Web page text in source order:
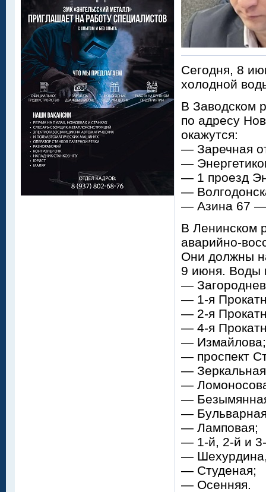
Сегодня, 8
холодной
В Заводском
по адресу
окажутся:
— Заречная
—
— 1 проезд
—
— Азина 67
В Ленинском
аварийно-
Они должны
9 июня. Воды
—
— 1-я
— 2-я
— 4-я
— Измайлова;
— проспект
—
—
—
—
— Ламповая;
— 1-й, 2-й и
—
— Студеная;
— Осенняя.